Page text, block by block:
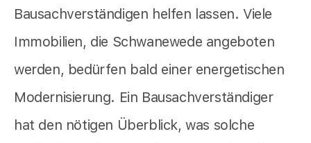
Bausachverständigen helfen lassen. Viele
Immobilien, die Schwanewede angeboten
werden, bedürfen bald einer energetischen
Modernisierung. Ein Bausachverständiger
hat den nötigen Überblick, was solche